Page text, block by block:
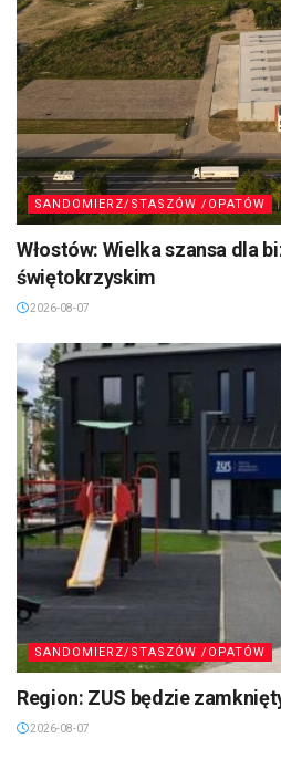
SANDOMIERZ/STASZÓW /OPATÓW
Włostów: Wielka szansa dla
świętokrzyskim
2026-08-07
SANDOMIERZ/STASZÓW /OPATÓW
Region: ZUS będzie
2026-08-07